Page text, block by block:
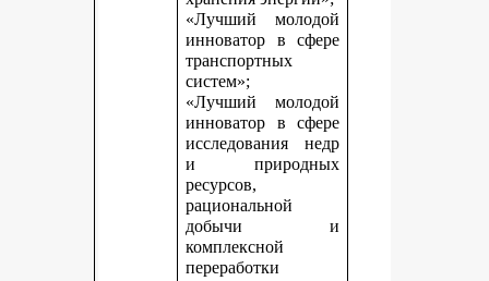
«Лучший молодой
инноватор в сфере
транспортных
систем»;
«Лучший молодой
инноватор в сфере
исследования недр
и природных
ресурсов,
рациональной
добычи и
комплексной
переработки